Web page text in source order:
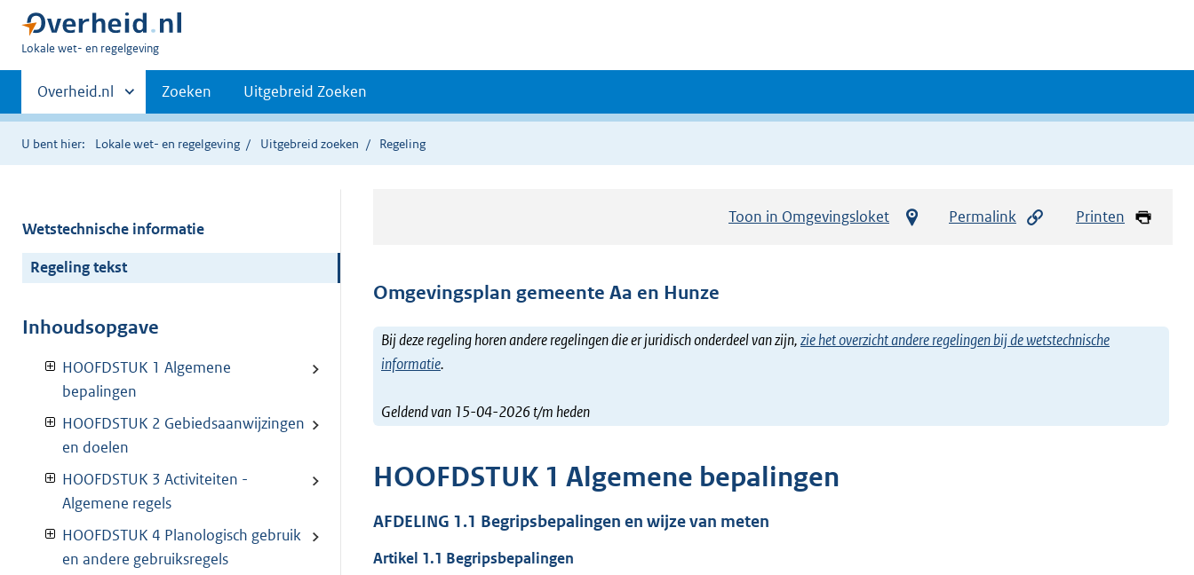
U
hier:
Lokale wet- en regelgeving
Primaire
navigatie
Andere
sites
binnen
Overheid.nl Zoeken Uitgebreid Zoeken
U bent hier: Lokale wet- en regelgeving Uitgebreid zoeken Regeling
Wetstechnische informatie
Regeling tekst
Inhoudsopgave
HOOFDSTUK 1 Algemene
bepalingen
HOOFDSTUK 2 Gebiedsaanwijzingen
en doelen
HOOFDSTUK 3 Activiteiten -
Algemene regels
HOOFDSTUK 4 Planologisch gebruik
en andere gebruiksregels
Toon in Omgevingsloket Permalink Printen
Omgevingsplan gemeente Aa en Hunze
Bij deze regeling horen andere regelingen die er juridisch onderdeel van zijn,zie het overzicht andere regelingen bij de wetstechnische
informatie.
Geldend van 15-04-2026 t/m heden
HOOFDSTUK 1 Algemene bepalingen
AFDELING 1.1 Begripsbepalingen en wijze van meten
Artikel 1.1 Begripsbepalingen